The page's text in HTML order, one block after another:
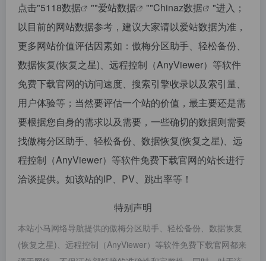
点击"5118数据 ""爱站数据 ""Chinaz数据
"进入；
以目前的网站数据参考，建议大家请以爱站数据为准，
更多网站价值评估因素如：傲梅分区助手、轻松备份、
数据恢复(恢复之星)、远程控制（AnyViewer）等软件
免费下载官网的访问速度、搜索引擎收录以及索引量、
用户体验等；当然要评估一个站的价值，最主要还是需
要根据您自身的需求以及需要，一些确切的数据则需要
找傲梅分区助手、轻松备份、数据恢复(恢复之星)、远
程控制（AnyViewer）等软件免费下载官网的站长进行
洽谈提供。如该站的IP、PV、跳出率等！
特别声明
本站小马网络导航提供的傲梅分区助手、轻松备份、数据恢复
(恢复之星)、远程控制（AnyViewer）等软件免费下载官网都来